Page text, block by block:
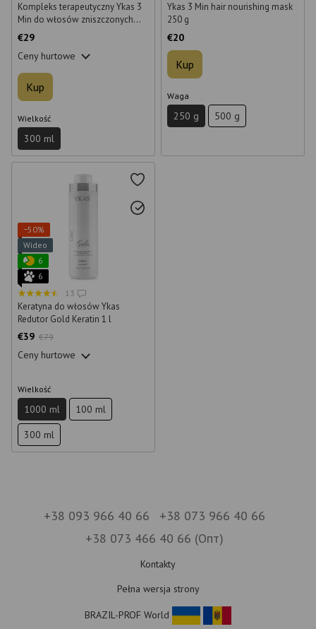
Kompleks terapeutyczny Ykas 3
Min do włosów zniszczonych
300 ml
€29
Ceny hurtowe
Kup
Wielkość
300 ml
Ykas 3 Min hair nourishing mask
250 g
€20
Kup
Waga
250 g 500 g
−50%
Wideo
6
6
13
Keratyna do włosów Ykas
Redutor Gold Keratin 1 l
€39 €79
Ceny hurtowe
Wielkość
1000 ml
100 ml
300 ml
+38 093 966 40 66
+38 073 966 40 66
+38 073 466 40 66 (Опт)
Kontakty
Pełna wersja strony
BRAZIL-PROF World